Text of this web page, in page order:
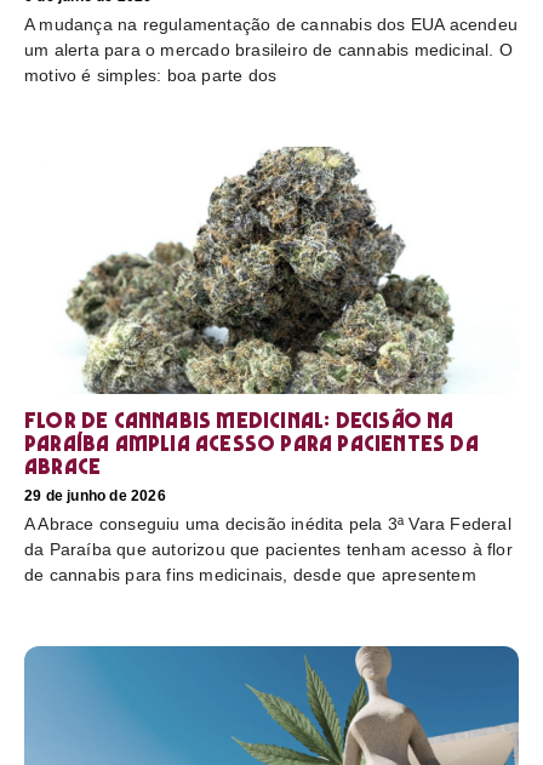
A mudança na regulamentação de cannabis dos EUA acendeu
um alerta para o mercado brasileiro de cannabis medicinal. O
motivo é simples: boa parte dos
Flor de cannabis medicinal: decisão na
Paraíba amplia acesso para pacientes da
Abrace
29 de junho de 2026
A Abrace conseguiu uma decisão inédita pela 3ª Vara Federal
da Paraíba que autorizou que pacientes tenham acesso à flor
de cannabis para fins medicinais, desde que apresentem